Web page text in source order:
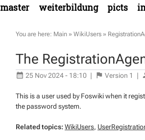
master weiterbildung picts
You are here: Main » WikiUsers »
The
25 Nov 2024 - 18:10 | Version 1 |
This is a user used by Foswiki when it
the password system.
Related topics:WikiUsers,